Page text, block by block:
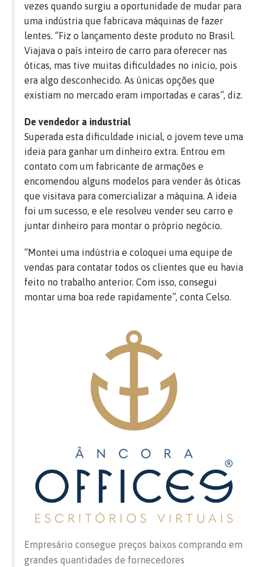
vezes quando surgiu a oportunidade de mudar para
uma indústria que fabricava máquinas de fazer
lentes. “Fiz o lançamento deste produto no Brasil.
Viajava o país inteiro de carro para oferecer nas
óticas, mas tive muitas dificuldades no início, pois
era algo desconhecido. As únicas opções que
existiam no mercado eram importadas e caras”, diz.
De vendedor a industrial
Superada esta dificuldade inicial, o jovem teve uma
ideia para ganhar um dinheiro extra. Entrou em
contato com um fabricante de armações e
encomendou alguns modelos para vender às óticas
que visitava para comercializar a máquina. A ideia
foi um sucesso, e ele resolveu vender seu carro e
juntar dinheiro para montar o próprio negócio.
“Montei uma indústria e coloquei uma equipe de
vendas para contatar todos os clientes que eu havia
feito no trabalho anterior. Com isso, consegui
montar uma boa rede rapidamente”, conta Celso.
Empresário consegue preços baixos comprando em
grandes quantidades de fornecedores